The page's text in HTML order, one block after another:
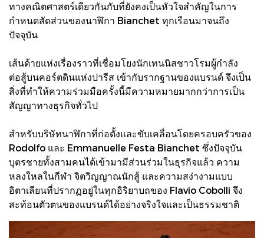
ทางคณิตศาสตร์เดียวกันกับที่ยังคงเป็นหัวใจสำคัญในการ
กำหนดสัดส่วนของนาฬิกา Bianchet ทุกเรือนมาจนถึง
ปัจจุบัน
เส้นด้ายแห่งเรื่องราวที่เชื่อมโยงนักเทนนิสชาวโรมผู้กำลัง
ต่อสู้บนคอร์ตดินแห่งปารีส เข้ากับรากฐานของแบรนด์ จึงเป็น
สิ่งที่ทำให้ความร่วมมือครั้งนี้มีความหมายมากกว่าการเป็น
สัญญาทางธุรกิจทั่วไป
สำหรับบริษัทนาฬิกาที่ก่อตั้งและขับเคลื่อนโดยครอบครัวของ
Rodolfo และ Emmanuelle Festa Bianchet ซึ่งปัจจุบัน
บุตรชายทั้งสามคนได้เข้ามามีส่วนร่วมในธุรกิจแล้ว ความ
หลงใหลในกีฬา จิตวิญญาณนักสู้ และความสง่างามแบบ
อิตาเลียนที่ปรากฏอยู่ในทุกอิริยาบถของ Flavio Cobolli จึง
สะท้อนตัวตนของแบรนด์ได้อย่างจริงใจและเป็นธรรมชาติ